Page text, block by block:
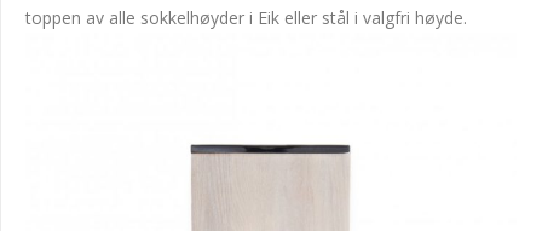
toppen av alle sokkelhøyder i Eik eller stål i valgfri høyde.